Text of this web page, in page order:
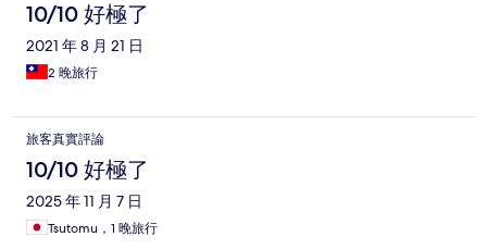
10/10 好極了
2021 年 8 月 21 日
2 晚旅行
旅客真實評論
10/10 好極了
2025 年 11 月 7 日
Tsutomu，1 晚旅行